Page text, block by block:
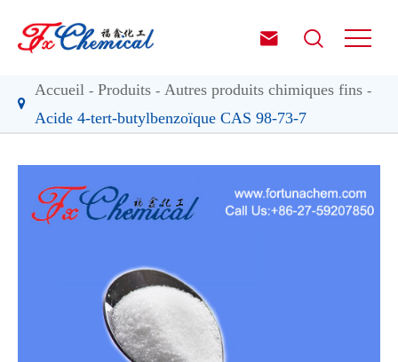
 
Accueil Produits
Autres produits chimiques fins
Acide 4-tert-butylbenzoïque CAS 98-73-7